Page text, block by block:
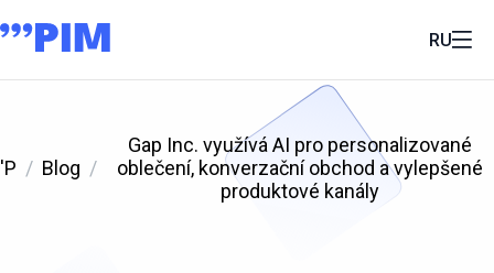
RU
'P Blog
Gap Inc. využívá AI pro personalizované
oblečení, konverzační obchod a vylepšené
produktové kanály